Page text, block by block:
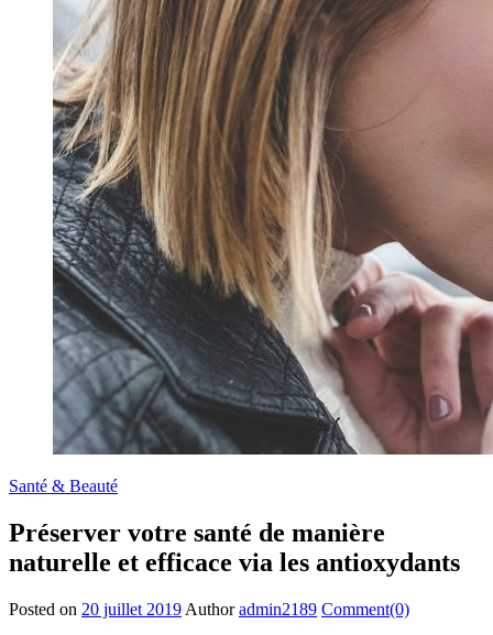
Santé & Beauté
Préserver votre santé de manière
naturelle et efficace via les antioxydants
Posted on 20 juillet 2019 Author admin2189 Comment(0)